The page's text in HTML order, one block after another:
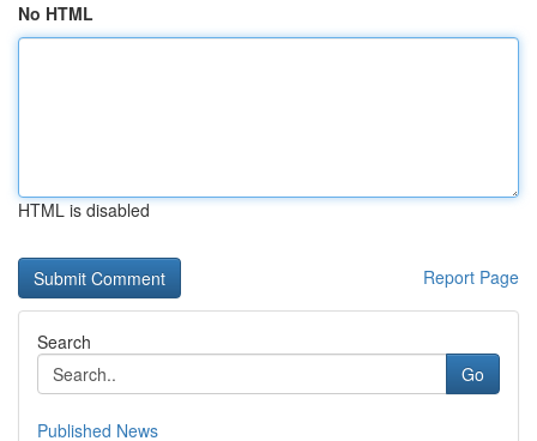
No HTML
HTML is disabled
Report Page
Search
Go
Published News